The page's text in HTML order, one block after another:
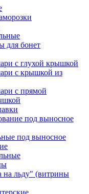
для бонет
с глухой крышкой
с крышкой из
с прямой
под выносное
под выносное
льду" (витрины